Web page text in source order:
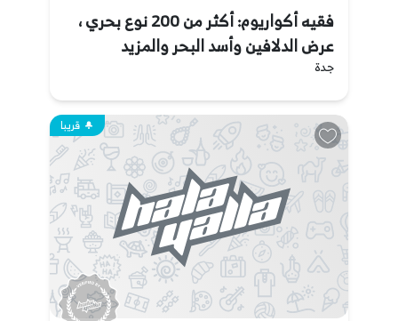
فقيه أكواريوم: أكثر من 200 نوع بحري ،
عرض الدلافين وأسد البحر والمزيد
جدة
قريبا